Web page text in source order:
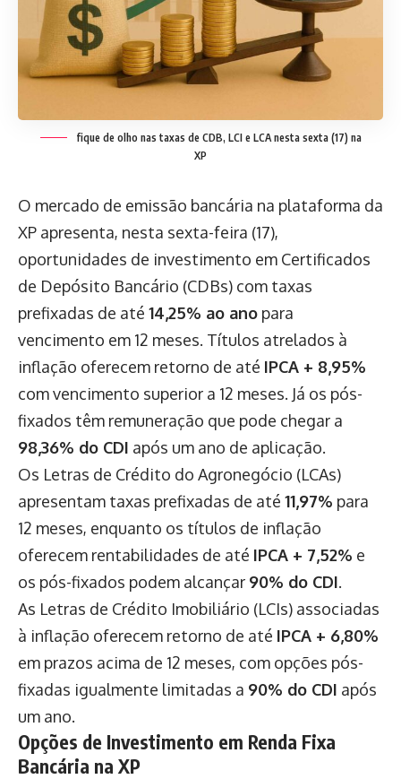
fique de olho nas taxas de CDB, LCI e LCA nesta sexta (17) na
XP
O mercado de emissão bancária na plataforma da
XP apresenta, nesta sexta-feira (17),
oportunidades de investimento em Certificados
de Depósito Bancário (CDBs) com taxas
prefixadas de até 14,25% ao ano para
vencimento em 12 meses. Títulos atrelados à
inflação oferecem retorno de até IPCA + 8,95%
com vencimento superior a 12 meses. Já os pós-
fixados têm remuneração que pode chegar a
98,36% do CDI após um ano de aplicação.
Os Letras de Crédito do Agronegócio (LCAs)
apresentam taxas prefixadas de até 11,97% para
12 meses, enquanto os títulos de inflação
oferecem rentabilidades de até IPCA + 7,52% e
os pós-fixados podem alcançar 90% do CDI.
As Letras de Crédito Imobiliário (LCIs) associadas
à inflação oferecem retorno de até IPCA + 6,80%
em prazos acima de 12 meses, com opções pós-
fixadas igualmente limitadas a 90% do CDI após
um ano.
Opções de Investimento em Renda Fixa
Bancária na XP